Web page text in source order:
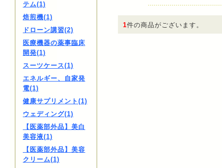
テム(1)
焙煎機(1)
ドローン講習(2)
医療機器の薬事臨床
開発(1)
スーツケース(1)
エネルギー、自家発
電(1)
健康サプリメント(1)
ウェディング(1)
【医薬部外品】美白
美容液(1)
【医薬部外品】美容
クリーム(1)
1件の商品がございます。